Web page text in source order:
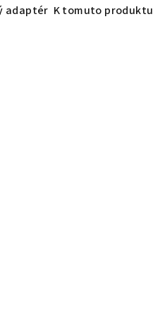
adaptér K tomuto produktu